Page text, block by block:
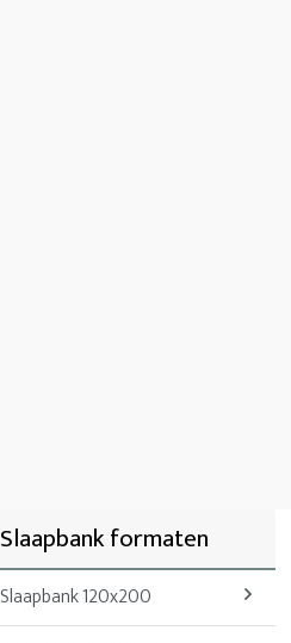
Slaapbank formaten
Slaapbank 120x200